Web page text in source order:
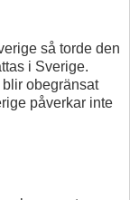
så torde den
i Sverige.
obegränsat
påverkar inte